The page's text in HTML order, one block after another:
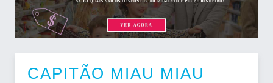
CAPITÃO MIAU MIAU